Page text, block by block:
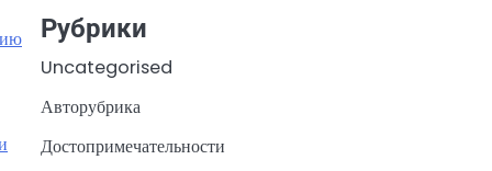
Рубрики
Uncategorised
Авторубрика
Достопримечательности